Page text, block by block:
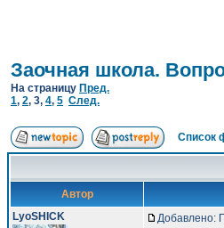
Заочная школа.
На страницу Пред.
1, 2, 3, 4, 5 След.
Список
Автор
LyoSHICK
Добавлено: